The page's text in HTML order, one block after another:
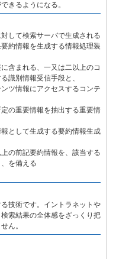
きるようになる。
して検索サーバで生成される
約情報を生成する情報処理装
含まれる、一又は二以上のコ
識別情報受信手段と、
ツ情報にアクセスするコンテ
の重要情報を抽出する重要情
として生成する要約情報生成
の前記要約情報を、該当する
を備える
技術です。イントラネットや
索結果の全体感をざっくり把
ん。